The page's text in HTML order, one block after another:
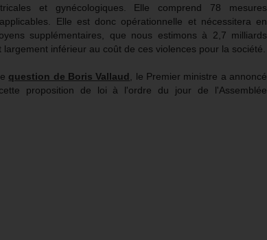
et gynécologiques. Elle comprend 78 mesures
Elle est donc opérationnelle et nécessitera en
supplémentaires, que nous estimons à 2,7 milliards
inférieur au coût de ces violences pour la société.
question de Boris Vallaud , le Premier ministre a annoncé
proposition de loi à l'ordre du jour de l'Assemblée